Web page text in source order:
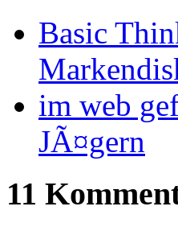
Basic
im web
JÃ¤gern
11